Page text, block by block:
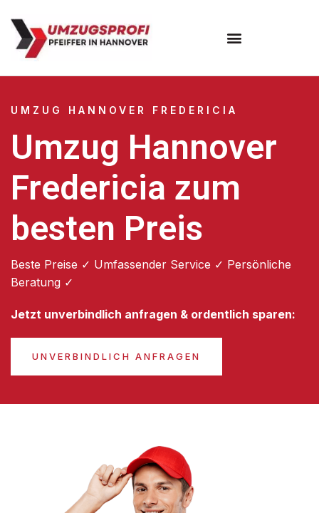
UMZUG HANNOVER FREDERICIA
Umzug Hannover
Fredericia zum
besten Preis
Beste Preise ✓ Umfassender Service ✓ Persönliche
Beratung ✓
Jetzt unverbindlich anfragen & ordentlich sparen:
UNVERBINDLICH ANFRAGEN